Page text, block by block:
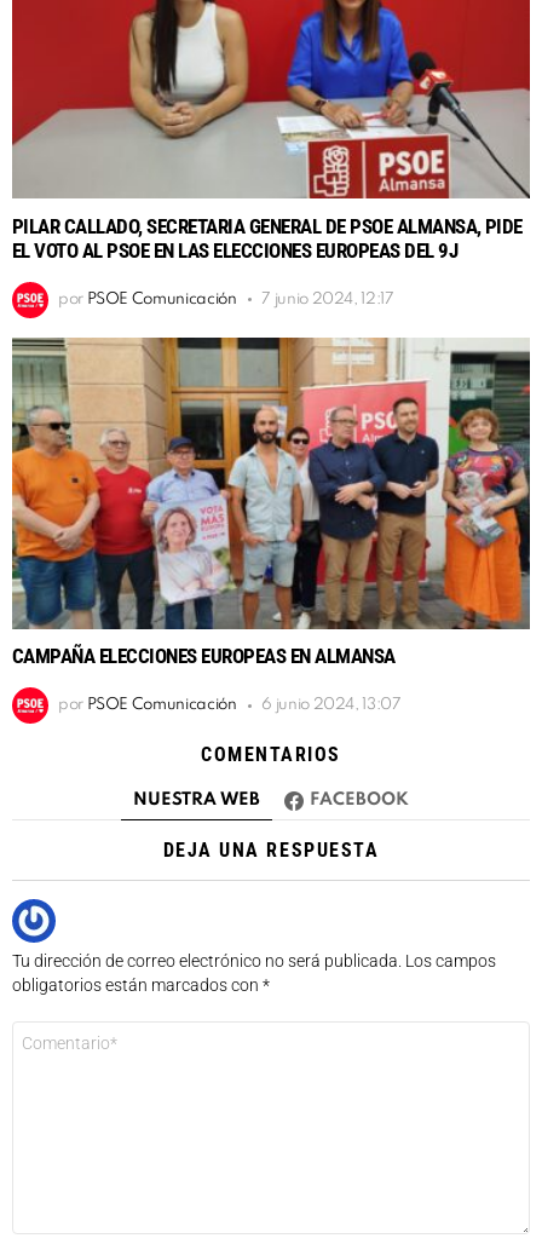
PILAR CALLADO, SECRETARIA GENERAL DE PSOE ALMANSA, PIDE
EL VOTO AL PSOE EN LAS ELECCIONES EUROPEAS DEL 9J
por PSOE Comunicación 7 junio 2024, 12:17
CAMPAÑA ELECCIONES EUROPEAS EN ALMANSA
por PSOE Comunicación 6 junio 2024, 13:07
COMENTARIOS
NUESTRA WEB FACEBOOK
DEJA UNA RESPUESTA
Tu dirección de correo electrónico no será publicada. Los campos
obligatorios están marcados con *